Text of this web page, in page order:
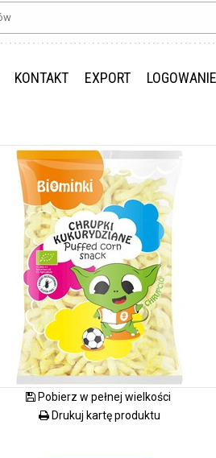
KONTAKT EXPORT LOGOWANIE
Pobierz w pełnej wielkości
Drukuj kartę produktu